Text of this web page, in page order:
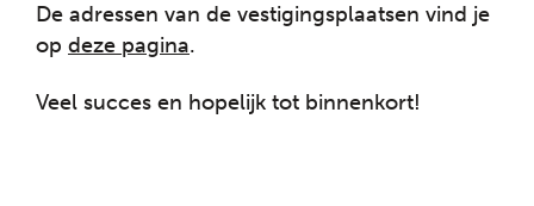
De adressen van de vestigingsplaatsen vind je
op deze pagina.
Veel succes en hopelijk tot binnenkort!